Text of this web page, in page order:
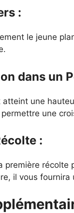
:
le jeune
dans un
atteint une
une
:
première récolte
il vous